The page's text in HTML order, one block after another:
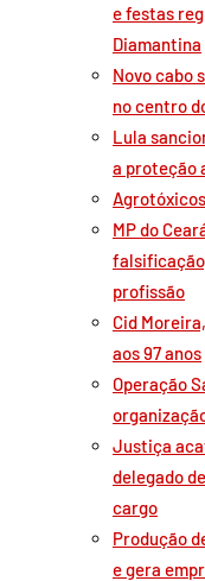
e festas
Diamantina
Novo cabo
no centro
Lula
a proteção
MP do
profissão
Cid
aos 97 anos
Operação
Justiça
delegado
cargo
Produção
e gera